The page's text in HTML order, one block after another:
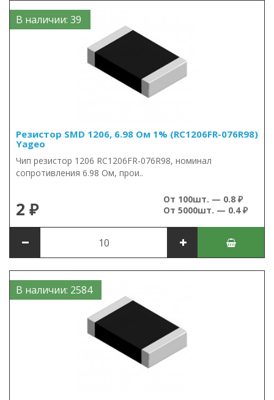
В наличии: 39
Резистор SMD 1206, 6.98 Ом 1% (RC1206FR-076R98)
Yageo
Чип резистор 1206 RC1206FR-076R98, номинал
сопротивления 6.98 Ом, прои..
2 ₽
От 100шт. — 0.8 ₽
От 5000шт. — 0.4 ₽
В наличии: 2584